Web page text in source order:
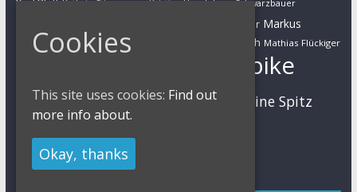
Kathrin Stirnemann Kristian Hynek Luca Schwarzbauer
Markus Bauer Markus
Kaufmann Markus Schulte-Lünzum Martin Gluth Mathias Flückiger
Mountainbike
MTB Nadine Rieder Nino Schurter Sabine Spitz
Simon Stiebjahn
Cookies
This site uses cookies: Find out
more info about.
Okay, thanks